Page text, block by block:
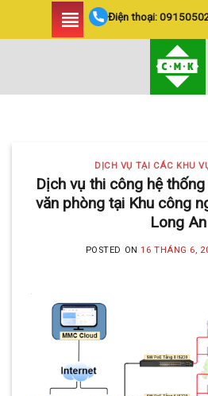
Điện thoại:
HUYỆN
SIÊU AN
TIẾT KIỆM |
MINH
Với hơn 5 năm kinh
Minh Khang là đơn vị
CONTINUE
DỊCH VỤ TẠI CÁC KHU
Dịch vụ thi công hệ
văn phòng tại Khu công
Long An
POSTED ON16 THÁNG 6,